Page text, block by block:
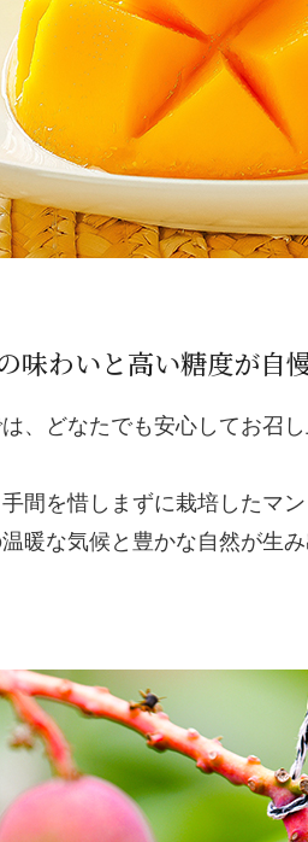
味わいと高い糖度が自
、どなたでも安心してお召
間を惜しまずに栽培したマ
暖な気候と豊かな自然が生